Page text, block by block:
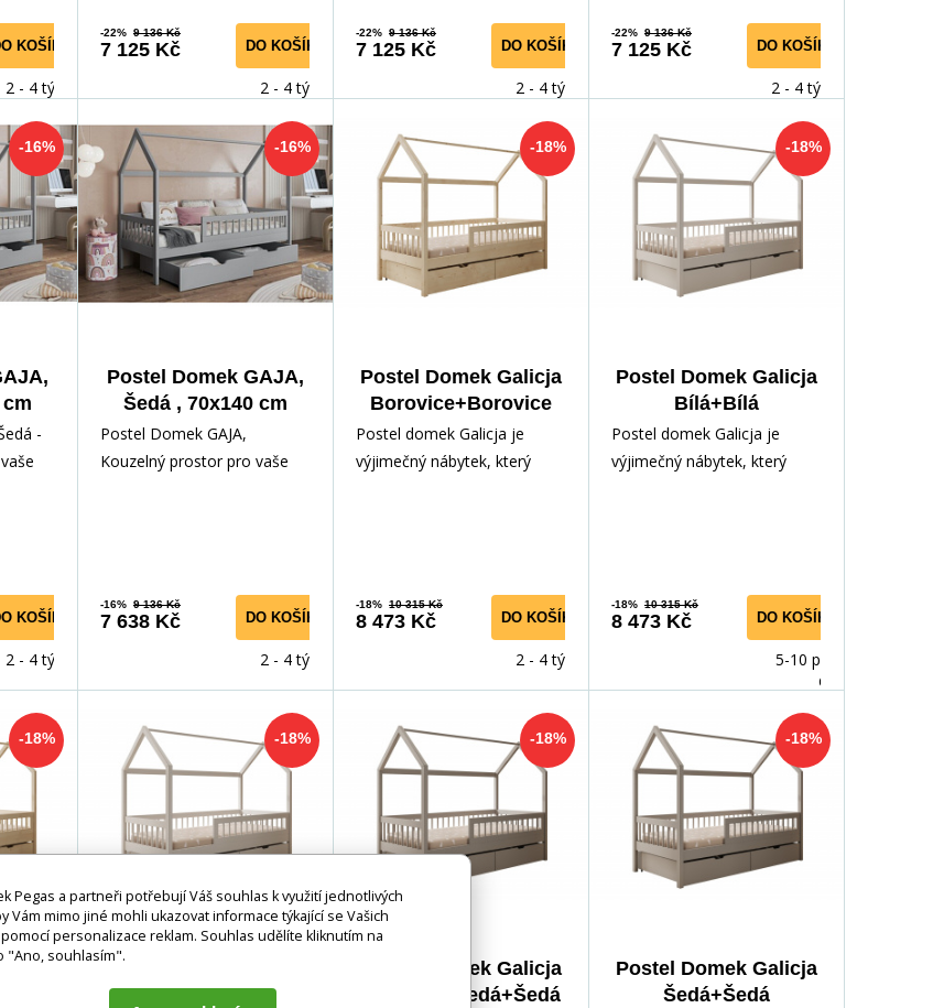
KOŠÍKU
2 - 4 týdny
-22% 9 136 Kč
7 125 Kč DO KOŠÍKU
2 - 4 týdny
-22% 9 136 Kč
7 125 Kč DO KOŠÍKU
2 - 4 týdny
-22% 9 136 Kč
7 125 Kč DO KOŠÍKU
2 - 4 týdny
-16%
-
KOŠÍKU
2 - 4 týdny
-16%
Postel Domek GAJA,
Šedá , 70x140 cm
Postel Domek GAJA,
Kouzelný prostor pro vaše
-16% 9 136 Kč
7 638 Kč DO KOŠÍKU
2 - 4 týdny
-18%
Postel Domek Galicja
Borovice+Borovice
Postel domek Galicja je
výjimečný nábytek, který
-18% 10 315 Kč
8 473 Kč DO KOŠÍKU
2 - 4 týdny
-18%
Postel Domek Galicja
Bílá+Bílá
Postel domek Galicja je
výjimečný nábytek, který
-18% 10 315 Kč
8 473 Kč DO KOŠÍKU
5-10 prac.
dnů
-18% -18%
s matrací Bílá+Bílá
-18%
Postel Domek Galicja
s matrací Šedá+Šedá
-18%
Postel Domek Galicja
Šedá+Šedá
Pegas a partneři potřebují Váš souhlas k využití jednotlivých
Vám mimo jiné mohli ukazovat informace týkající se Vašich
personalizace reklam. Souhlas udělíte kliknutím na
"Ano, souhlasím".